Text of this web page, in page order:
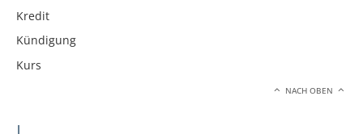
Kredit
Kündigung
Kurs
NACH OBEN